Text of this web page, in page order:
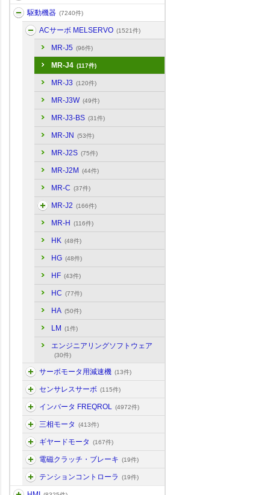
駆動機器 (7240件)
ACサーボ MELSERVO (1521件)
MR-J5 (96件)
MR-J4 (117件)
MR-J3 (120件)
MR-J3W (49件)
MR-J3-BS (31件)
MR-JN (53件)
MR-J2S (75件)
MR-J2M (44件)
MR-C (37件)
MR-J2 (166件)
MR-H (116件)
HK (48件)
HG (48件)
HF (43件)
HC (77件)
HA (50件)
LM (1件)
エンジニアリングソフトウェア
(30件)
サーボモータ用減速機 (13件)
センサレスサーボ (115件)
インバータ FREQROL (4972件)
三相モータ (413件)
ギヤードモータ (167件)
電磁クラッチ・ブレーキ (19件)
テンションコントローラ (19件)